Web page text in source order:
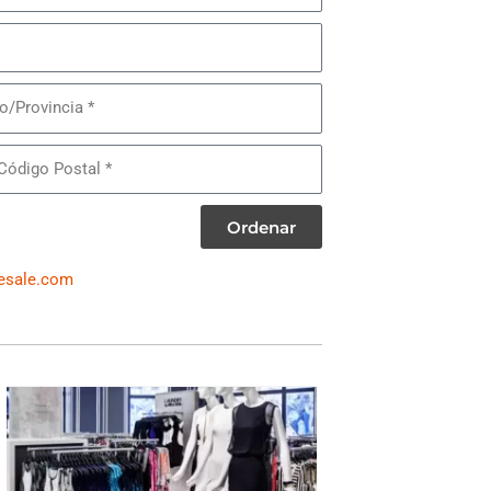
Ordenar
WOMEN'S DRESSES & SUITS
A variety of designer brands may be included,
such as:
Ralph Lauren, Calvin Klein, DKNY,